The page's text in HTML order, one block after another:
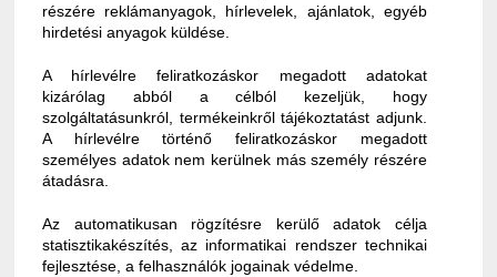
részére reklámanyagok, hírlevelek, ajánlatok, egyéb
hirdetési anyagok küldése.
A hírlevélre feliratkozáskor megadott adatokat
kizárólag abból a célból kezeljük, hogy
szolgáltatásunkról, termékeinkről tájékoztatást adjunk.
A hírlevélre történő feliratkozáskor megadott
személyes adatok nem kerülnek más személy részére
átadásra.
Az automatikusan rögzítésre kerülő adatok célja
statisztikakészítés, az informatikai rendszer technikai
fejlesztése, a felhasználók jogainak védelme.